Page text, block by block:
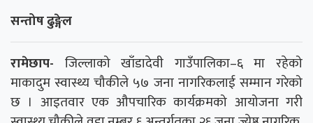
सन्तोष ढुङ्गेल
रामेछाप- जिल्लाको खाँडादेवी गाउँपालिका–६ मा रहेको
माकादुम स्वास्थ्य चौकीले ५७ जना नागरिकलाई सम्मान गरेको
छ । आइतवार एक औपचारिक कार्यक्रमको आयोजना गरी